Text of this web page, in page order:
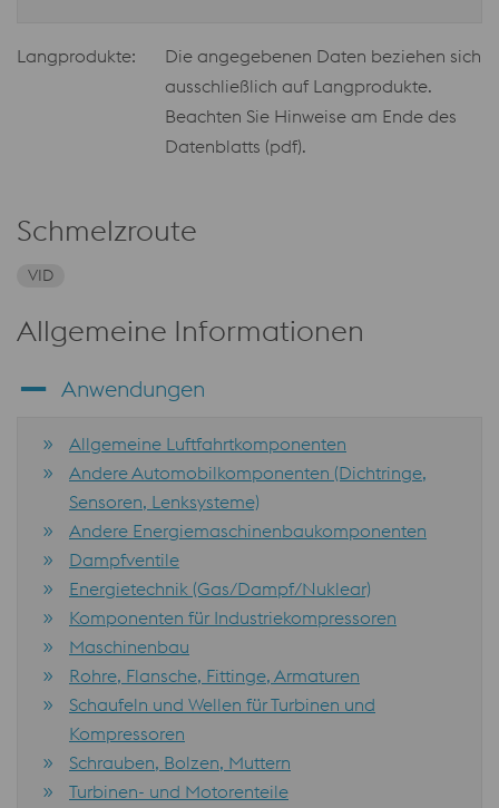
Langprodukte:
Die angegebenen Daten beziehen sich
ausschließlich auf Langprodukte.
Beachten Sie Hinweise am Ende des
Datenblatts (pdf).
Schmelzroute
VID
Allgemeine Informationen
Anwendungen
Allgemeine Luftfahrtkomponenten
Andere Automobilkomponenten (Dichtringe,
Sensoren, Lenksysteme)
Andere Energiemaschinenbaukomponenten
Dampfventile
Energietechnik (Gas/Dampf/Nuklear)
Komponenten für Industriekompressoren
Maschinenbau
Rohre, Flansche, Fittinge, Armaturen
Schaufeln und Wellen für Turbinen und
Kompressoren
Schrauben, Bolzen, Muttern
Turbinen- und Motorenteile